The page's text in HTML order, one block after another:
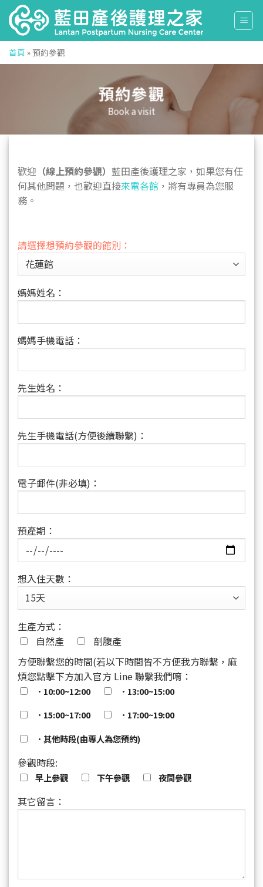
Skip
to
content
首頁 »預約參觀
預約參觀
Book a visit
歡迎 （線上預約參觀） 藍田產後護理之家，如果您有任
何其他問題，也歡迎直接來電各館 ，將有專員為您服
務。
請選擇想預約參觀的館別：
媽媽姓名：
媽媽手機電話：
先生姓名：
先生手機電話(方便後續聯繫)：
電子郵件(非必填)：
預產期：
想入住天數：
生產方式：
自然產
剖腹產
方便聯繫您的時間(若以下時間皆不方便我方聯繫，麻
煩您點擊下方加入官方 Line 聯繫我們唷：
．10:00~12:00
．13:00~15:00
．15:00~17:00
．17:00~19:00
．其他時段(由專人為您預約)
參觀時段:
早上參觀 下午參觀 夜間參觀
其它留言：